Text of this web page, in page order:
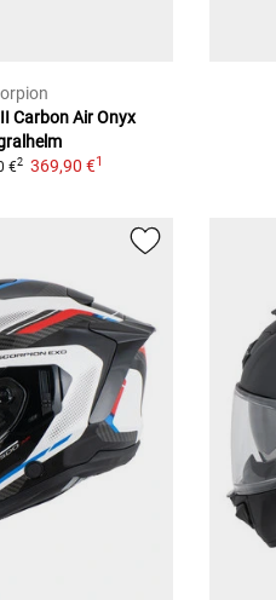
Carbon Air Onyx
€2 369,90 €1